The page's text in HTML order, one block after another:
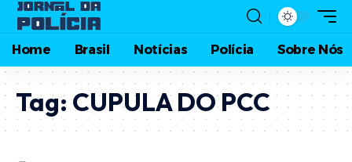
Home Brasil Notícias Polícia Sobre Nós
Tag: CUPULA DO PCC